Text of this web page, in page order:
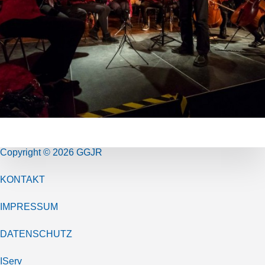
Copyright © 2026 GGJR
KONTAKT
IMPRESSUM
DATENSCHUTZ
IServ